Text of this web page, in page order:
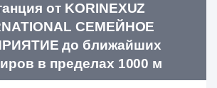
от KORINEXUZ
СЕМЕЙНОЕ
до ближайших
в пределах 1000 м